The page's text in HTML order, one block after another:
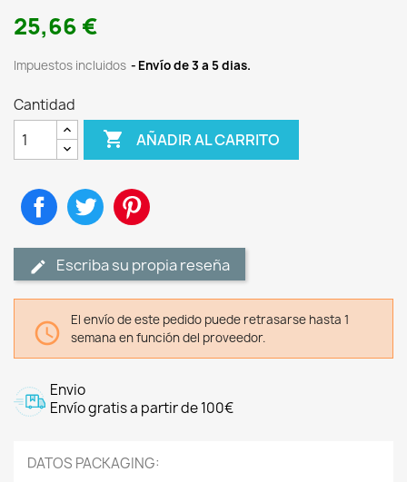
25,66 €
Impuestos incluidos Envío de 3 a 5 dias.
Cantidad
 AÑADIR AL CARRITO
CompartirTuitear
Escriba su propia reseña

El envío de este pedido puede retrasarse hasta 1
semana en función del proveedor.
Envio
Envío gratis a partir de 100€
DATOS PACKAGING: